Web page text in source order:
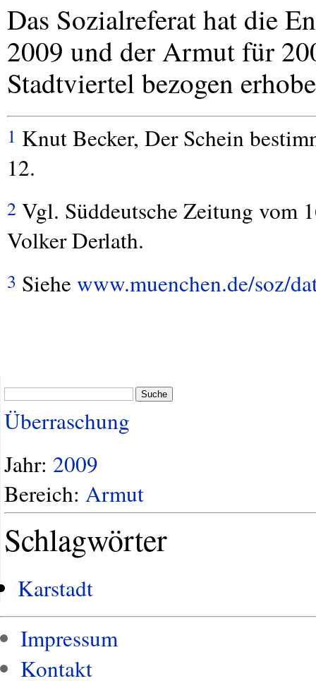
Das Sozialreferat hat die
2009 und der Armut für
Stadtviertel bezogen
1 Knut Becker, Der Schein
12.
2 Vgl. Süddeutsche Zeitung vom
Volker Derlath.
3 Siehe www.muenchen.de/soz/
Suche
Überraschung
Jahr: 2009
Bereich: Armut
Schlagwörter
Karstadt
Impressum
Kontakt